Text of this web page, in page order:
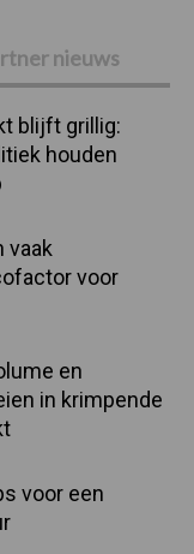
nieuws
blijft grillig:
houden
vaak
voor
en
in krimpende
voor een